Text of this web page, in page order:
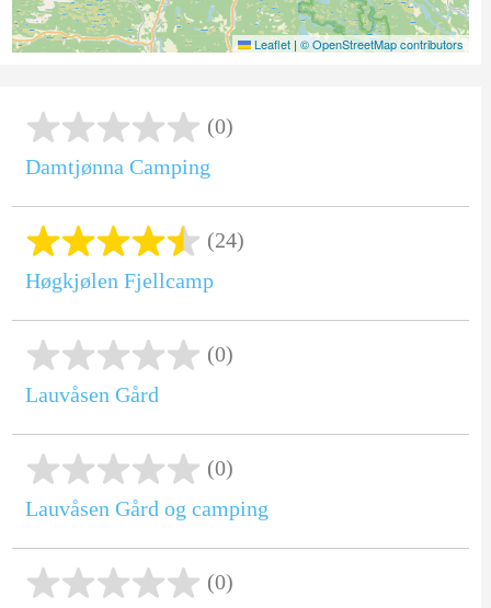
Leaflet | © OpenStreetMap contributors
(0)
Damtjønna Camping
(24)
Høgkjølen Fjellcamp
(0)
Lauvåsen Gård
(0)
Lauvåsen Gård og camping
(0)